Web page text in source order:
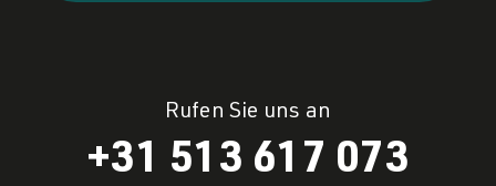
Rufen Sie uns an
+31 513 617 073